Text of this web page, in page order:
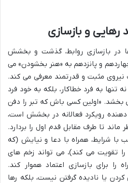
و بازسازی
در بازسازی روابط، گذشت و بخشش
و پانزدهم به «هنر بخشودن» می
نیروی مثبت و قدرتمند معرفی می کند.
به فرد خطاکار، بلکه به خود فرد
«اولین کسی باش که تبر را دفن
رویکرد فعالانه در بخشش است،
ماند تا طرف مقابل قدم اول را بردارد.
شرایط، همراه با دعا و نیایش (که
تقویت می کند)، می تواند زخم های
را برای بازسازی اعتماد هموار کند.
یا نادیده گرفتن نیست، بلکه رها